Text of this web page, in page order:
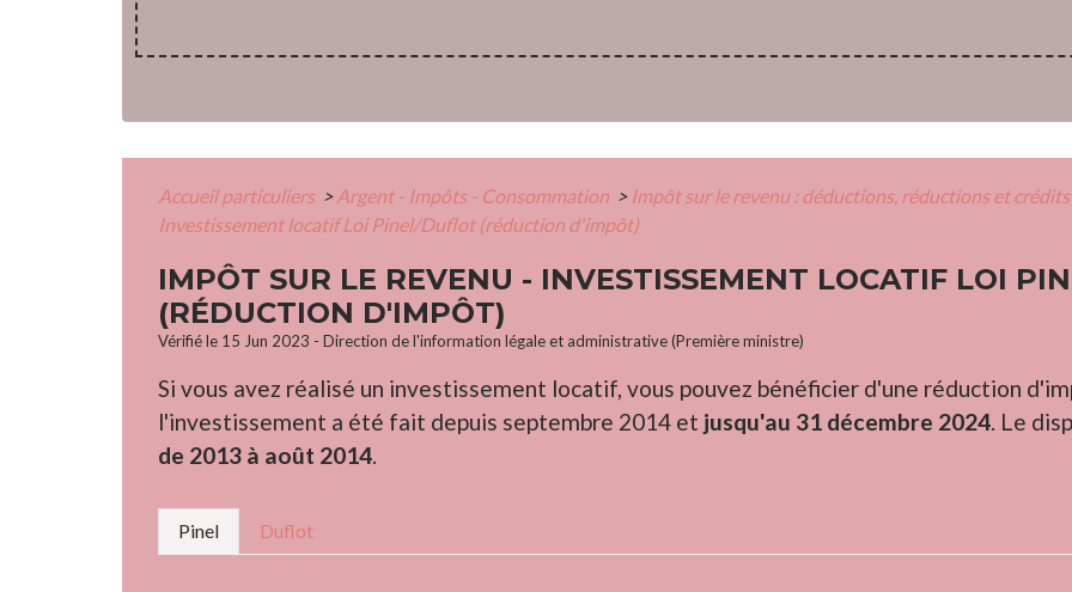
Accueil particuliers > Argent - Impôts - Consommation > Impôt sur le revenu : déductions, réductions et
Investissement locatif Loi Pinel/Duflot (réduction d'impôt)
IMPÔT SUR LE REVENU - INVESTISSEMENT LOCATIF LOI
(RÉDUCTION D'IMPÔT)
Vérifié le 15 Jun 2023 - Direction de l'information légale et administrative (Première ministre)
Si vous avez réalisé un investissement locatif, vous pouvez bénéficier d'une réduction
l'investissement a été fait depuis septembre 2014 et jusqu'au 31 décembre 2024. Le
de 2013 à août 2014.
Pinel Duflot